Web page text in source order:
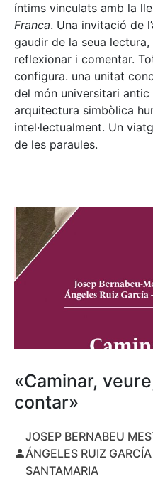
íntims vinculats amb la
Franca. Una invitació de
gaudir de la seua
reflexionar i comentar.
configura. una unitat
del món universitari antic
arquitectura simbòlica
intel·lectualment. Un
de les paraules.
«Caminar,
contar»
JOSEP BERNABEU
ÁNGELES RUIZ
SANTAMARIA